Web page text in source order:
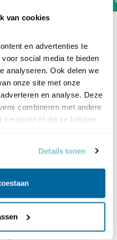
van cookies
en advertenties te
social media te bieden
analyseren. Ook delen we
onze site met onze
en analyse. Deze
combineren met andere
verstrekt of die ze hebben
Details tonen
2019, 10:00 |
Vind ik